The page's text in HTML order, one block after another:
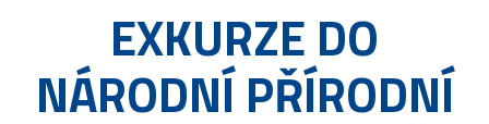
EXKURZE DO
NÁRODNÍ PŘÍRODNÍ